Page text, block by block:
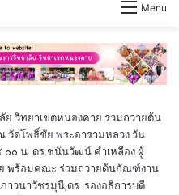
Menu
วิทยาเขตหนองคาย ร่วมถวายต้น
ดโพธิ์ชัย พระอารามหลวง วัน
๐ น. ดร.ชนันวัฒน์ คำเหลือง ผู้
พร้อมคณะ ร่วมถวายต้นกัณฑ์งาน
วนาวัชรมุนี,ดร. รองอธิการบดี